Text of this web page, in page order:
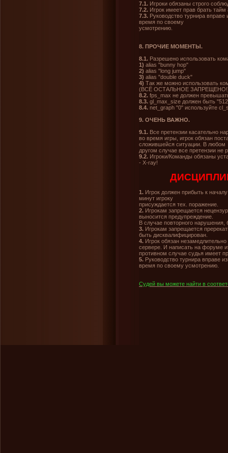
7.1. Игроки обязаны строго
7.2. Игрок имеет прав брать
7.3. Руководство турнира
время по своему
усмотрению.
8. ПРОЧИЕ МОМЕНТЫ.
8.1. Разрешено использовать
1) alias "bunny hop"
2) alias "long jump"
3) alias "double duck"
4) Так же можно использовать
(ВСЁ ОСТАЛЬНОЕ
8.2. fps_max не должен
8.3. gl_max_size должен быть
8.4. net_graph "0" используйте
9. ОЧЕНЬ ВАЖНО.
9.1. Все претензии касательно
во время игры, игрок обязан
сложившейся ситуации. В любом
другом случае все претензии не
9.2. Игроки/Команды обязаны
- X-ray!
1. Игрок должен прибыть к
минут игроку
присуждается тех. поражение.
2. Игрокам запрещается
выносится предупреждение.
В случае повторного
3. Игрокам запрещается
быть дисквалифицирован.
4. Игрок обязан
сервере. И написать на форуме
противном случае судья имеет
5. Руководство турнира вправе
время по своему усмотрению.
Судей вы можете найти в